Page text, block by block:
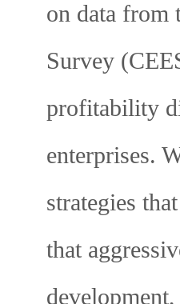
on data from
Survey
profitability
enterprises.
strategies
that